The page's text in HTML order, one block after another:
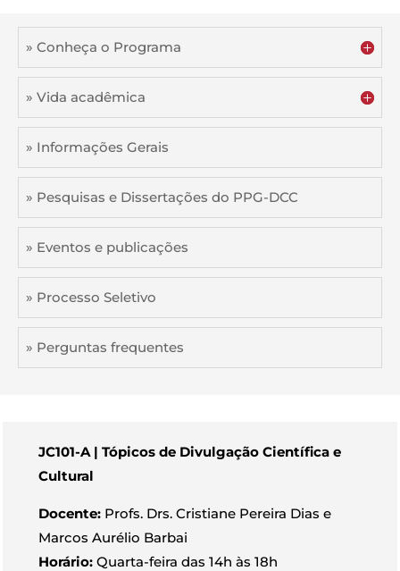
» Conheça o Programa
» Vida acadêmica
» Informações Gerais
» Pesquisas e Dissertações do PPG-DCC
» Eventos e publicações
» Processo Seletivo
» Perguntas frequentes
JC101-A | Tópicos de Divulgação Científica e
Cultural
Docente: Profs. Drs. Cristiane Pereira Dias e
Marcos Aurélio Barbai
Horário: Quarta-feira das 14h às 18h